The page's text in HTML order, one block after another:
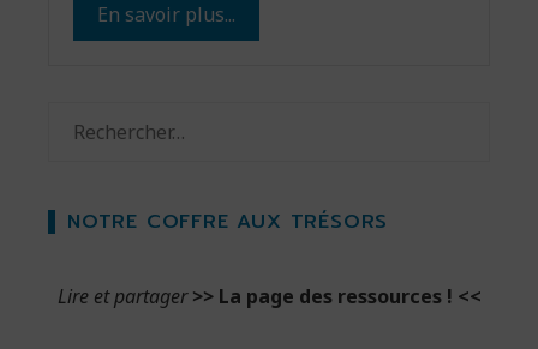
En savoir plus...
NOTRE COFFRE AUX TRÉSORS
Lire et partager>> La page des ressources ! <<